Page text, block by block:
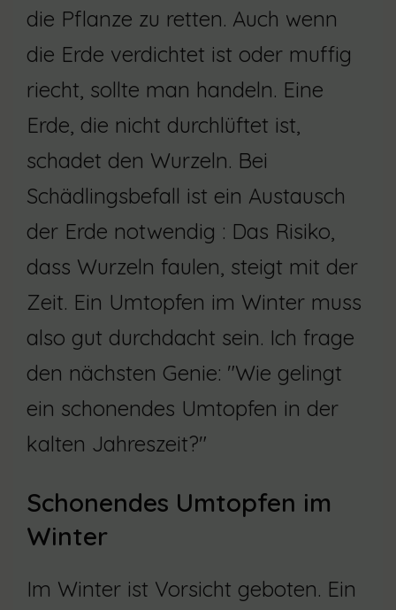
die Pflanze zu retten. Auch wenn
die Erde verdichtet ist oder muffig
riecht, sollte man handeln. Eine
Erde, die nicht durchlüftet ist,
schadet den Wurzeln. Bei
Schädlingsbefall ist ein Austausch
der Erde notwendig : Das Risiko,
dass Wurzeln faulen, steigt mit der
Zeit. Ein Umtopfen im Winter muss
also gut durchdacht sein. Ich frage
den nächsten Genie: "Wie gelingt
ein schonendes Umtopfen in der
kalten Jahreszeit?"
Schonendes Umtopfen im
Winter
Im Winter ist Vorsicht geboten. Ein